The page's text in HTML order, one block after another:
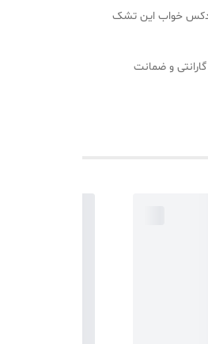
پدکس خواب این تشک
و ضمانت